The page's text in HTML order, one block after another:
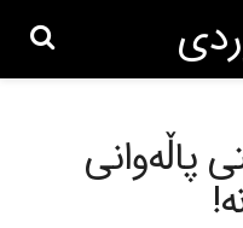
پاڵەوانی